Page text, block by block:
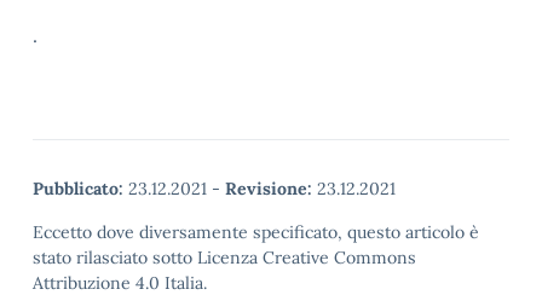
.
Pubblicato: 23.12.2021 - Revisione: 23.12.2021
Eccetto dove diversamente specificato, questo articolo è
stato rilasciato sotto Licenza Creative Commons
Attribuzione 4.0 Italia.